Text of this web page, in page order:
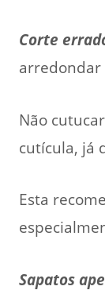
Corte
arredondar
Não
cutícula, já
Esta
Sapatos